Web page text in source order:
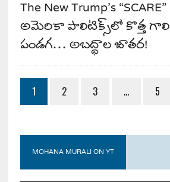
The New Trump’s
అమెరికా పాలిటిక్స్‌లో కొత్త గాలి!
పండగ… అబద్ధాల జాతర!
1 2 3 … 5
MOHANA MURALI ON YT